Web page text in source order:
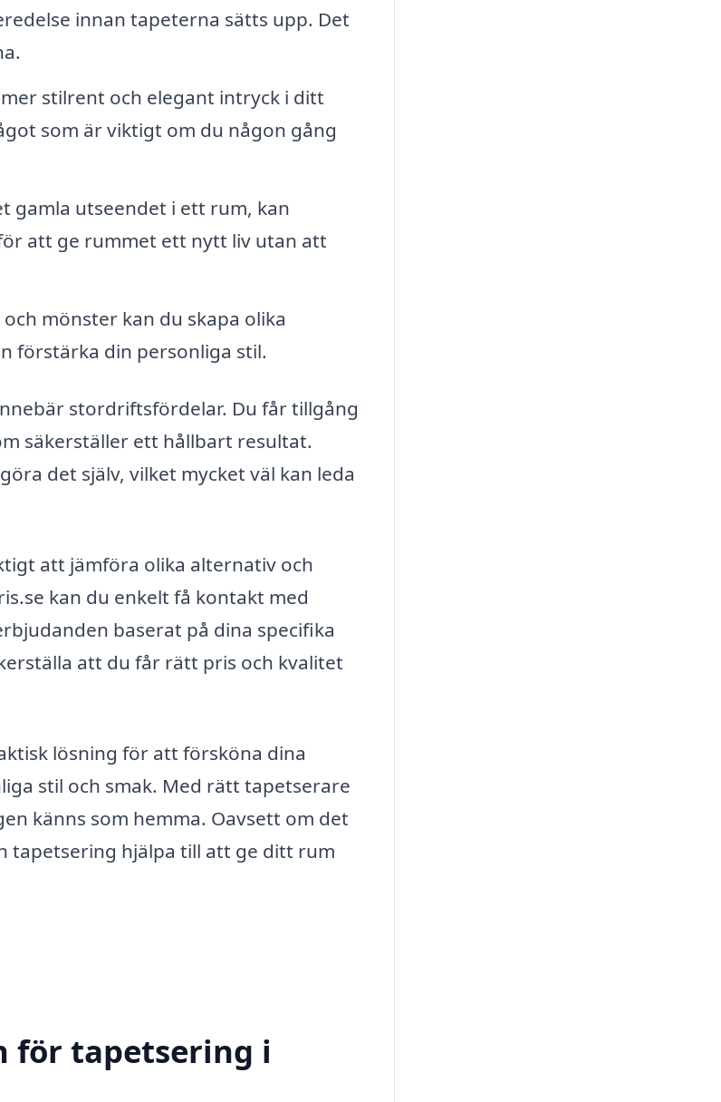
innan tapeterna sätts upp. Det
stilrent och elegant intryck i ditt
som är viktigt om du någon gång
gamla utseendet i ett rum, kan
att ge rummet ett nytt liv utan att
mönster kan du skapa olika
förstärka din personliga stil.
stordriftsfördelar. Du får tillgång
säkerställer ett hållbart resultat.
det själv, vilket mycket väl kan leda
att jämföra olika alternativ och
kan du enkelt få kontakt med
baserat på dina specifika
att du får rätt pris och kvalitet
lösning för att försköna dina
stil och smak. Med rätt tapetserare
känns som hemma. Oavsett om det
tapetsering hjälpa till att ge ditt rum
för tapetsering i